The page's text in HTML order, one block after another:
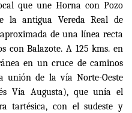
que une Horna con Pozo
la antigua Vereda Real de
de una línea recta
con Balazote. A 125 kms. en
en un cruce de caminos
unión de la vía Norte-Oeste
Vía Augusta), que unía el
tartésica, con el sudeste y